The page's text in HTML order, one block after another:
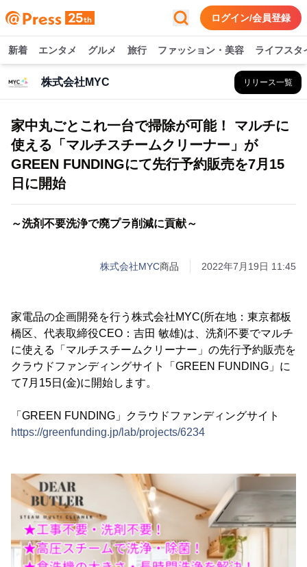
ログイン/会員登録
新着 エンタメ グルメ 旅行 ファッション・美容 ライフスタ
株式会社MYC リリース一覧
家中丸ごとこれ一台で掃除が可能！ マルチに
使える「マルチスチームクリーナー」が
GREEN FUNDINGにて先行予約販売を7月15
日に開始
～洗剤不要洗浄で廃プラ削減に貢献～
株式会社MYC商品 2022年7月19日 11:45
家電品の企画開発を行う株式会社MYC(所在地：東京都板
橋区、代表取締役CEO：吉田 敏雄)は、洗剤不要でマルチ
に使える「マルチスチームクリーナー」の先行予約販売を
クラウドファンディングサイト「GREEN FUNDING」に
て7月15日(金)に開始します。
「GREEN FUNDING」クラウドファンディングサイト
https://greenfunding.jp/lab/projects/6234